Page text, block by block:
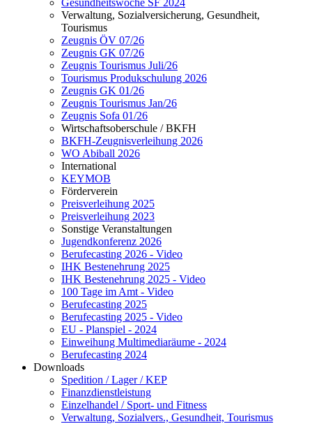
Gesundheitswoche SF 2024
Verwaltung, Sozialversicherung, Gesundheit,
Tourismus
Zeugnis ÖV 07/26
Zeugnis GK 07/26
Zeugnis Tourismus Juli/26
Tourismus Produkschulung 2026
Zeugnis GK 01/26
Zeugnis Tourismus Jan/26
Zeugnis Sofa 01/26
Wirtschaftsoberschule / BKFH
BKFH-Zeugnisverleihung 2026
WO Abiball 2026
International
KEYMOB
Förderverein
Preisverleihung 2025
Preisverleihung 2023
Sonstige Veranstaltungen
Jugendkonferenz 2026
Berufecasting 2026 - Video
IHK Bestenehrung 2025
IHK Bestenehrung 2025 - Video
100 Tage im Amt - Video
Berufecasting 2025
Berufecasting 2025 - Video
EU - Planspiel - 2024
Einweihung Multimediaräume - 2024
Berufecasting 2024
Downloads
Spedition / Lager / KEP
Finanzdienstleistung
Einzelhandel / Sport- und Fitness
Verwaltung, Sozialvers., Gesundheit, Tourismus